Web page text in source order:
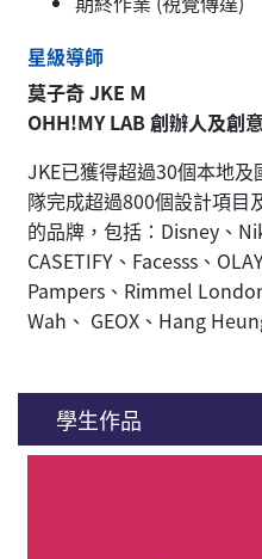
星級導師
莫子奇 JKE M
OHH!MY LAB 創辦人及創
JKE已獲得超過30個本地
隊完成超過800個設計項目
的品牌，包括：Disney、
CASETIFY、Facesss、
Pampers、Rimmel
Wah、 GEOX、Hang
學生作品